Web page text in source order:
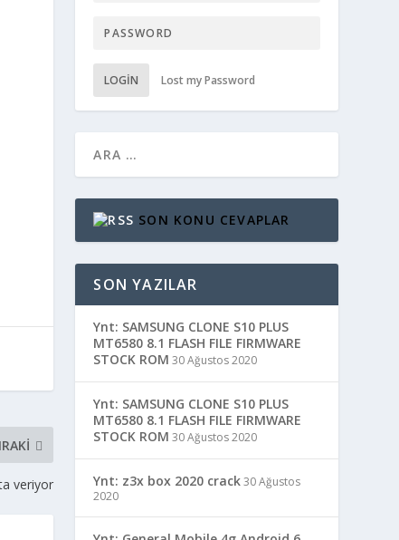
veriyor
LOGIN Lost my Password
SON KONU CEVAPLAR
SON YAZILAR
Ynt: SAMSUNG CLONE S10 PLUS
MT6580 8.1 FLASH FILE FIRMWARE
STOCK ROM 30 Ağustos 2020
Ynt: SAMSUNG CLONE S10 PLUS
MT6580 8.1 FLASH FILE FIRMWARE
STOCK ROM 30 Ağustos 2020
Ynt: z3x box 2020 crack30 Ağustos
2020